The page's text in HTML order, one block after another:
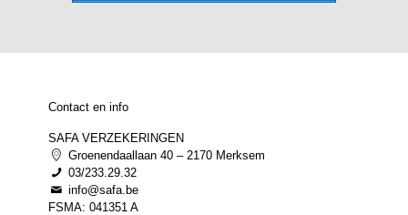
Contact en info
SAFA VERZEKERINGEN
Groenendaallaan 40 – 2170 Merksem
03/233.29.32
info@safa.be
FSMA: 041351 A